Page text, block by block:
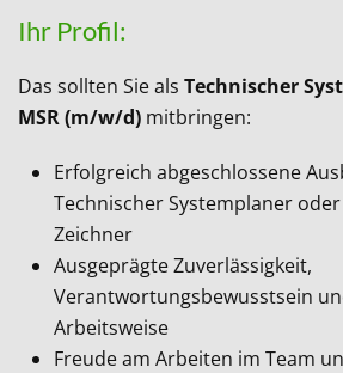
Ihr Profil:
Das sollten Sie als Technischer
MSR(m/w/d) mitbringen:
Erfolgreich abgeschlossene
Technischer Systemplaner
Zeichner
Ausgeprägte Zuverlässigkeit,
Verantwortungsbewusstsein
Arbeitsweise
Freude am Arbeiten im Team